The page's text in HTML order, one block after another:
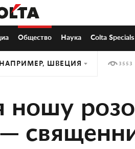
Общество Наука Colta Specials
НАПРИМЕР, ШВЕЦИЯ 3553
ношу
—